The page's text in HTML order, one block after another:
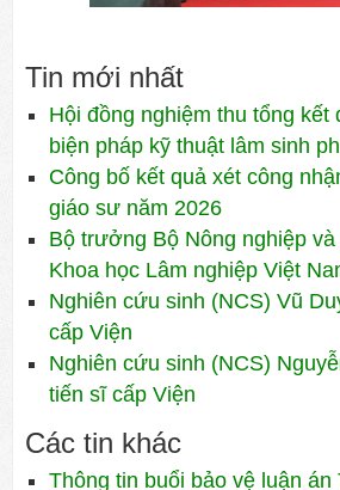
Tin mới nhất
Hội đồng nghiệm thu tổng
biện pháp kỹ thuật lâm sinh
Công bố kết quả xét công
giáo sư năm 2026
Bộ trưởng Bộ Nông nghiệp
Khoa học Lâm nghiệp Việt
Nghiên cứu sinh (NCS) Vũ
cấp Viện
Nghiên cứu sinh (NCS)
tiến sĩ cấp Viện
Các tin khác
Thông tin buổi bảo vệ luận